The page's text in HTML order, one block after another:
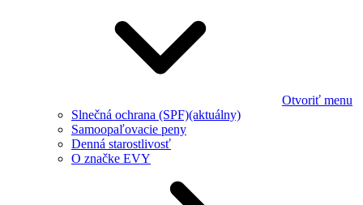
Otvoriť menu
Slnečná ochrana (SPF)(aktuálny)
Samoopaľovacie peny
Denná starostlivosť
O značke EVY